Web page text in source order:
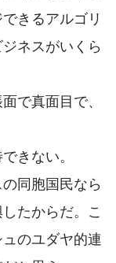
きるアルゴリ
ネスがいくら
で真面目で、
きない。
同胞国民なら
たからだ。こ
のユダヤ的連